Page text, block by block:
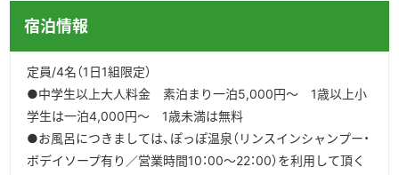
宿泊情報
定員/4名（1日1組限定）
●中学生以上大人料金 素泊まり一泊5,000円～ 1歳以上小
学生は一泊4,000円～ 1歳未満は無料
●お風呂につきましては、ぽっぽ温泉（リンスインシャンプー・
ボデイソープ有り／営業時間10：00～22：00）を利用して頂く